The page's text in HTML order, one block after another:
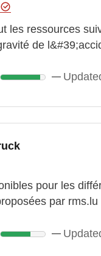
les ressources
de
pour les
par rms.lu